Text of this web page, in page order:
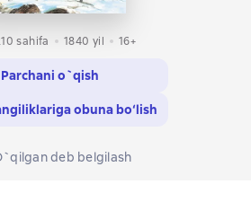
sahifa 1840 yil 16+
Parchani o`qish
obuna bo‘lish
deb belgilash